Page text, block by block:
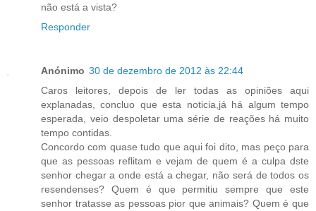
não está a vista?
Responder
Anónimo 30 de dezembro de 2012 às 22:44
Caros leitores, depois de ler todas as opiniões aqui
explanadas, concluo que esta noticia,já há algum tempo
esperada, veio despoletar uma série de reações há muito
tempo contidas.
Concordo com quase tudo que aqui foi dito, mas peço para
que as pessoas reflitam e vejam de quem é a culpa dste
senhor chegar a onde está a chegar, não será de todos os
resendenses? Quem é que permitiu sempre que este
senhor tratasse as pessoas pior que animais? Quem é que